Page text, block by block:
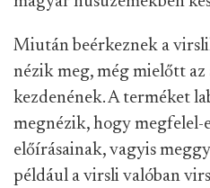
Miután beérkeznek a
nézik meg, még mielőtt
kezdenének. A terméket
megnézik, hogy megfelel-
előírásainak, vagyis
például a virsli valóban